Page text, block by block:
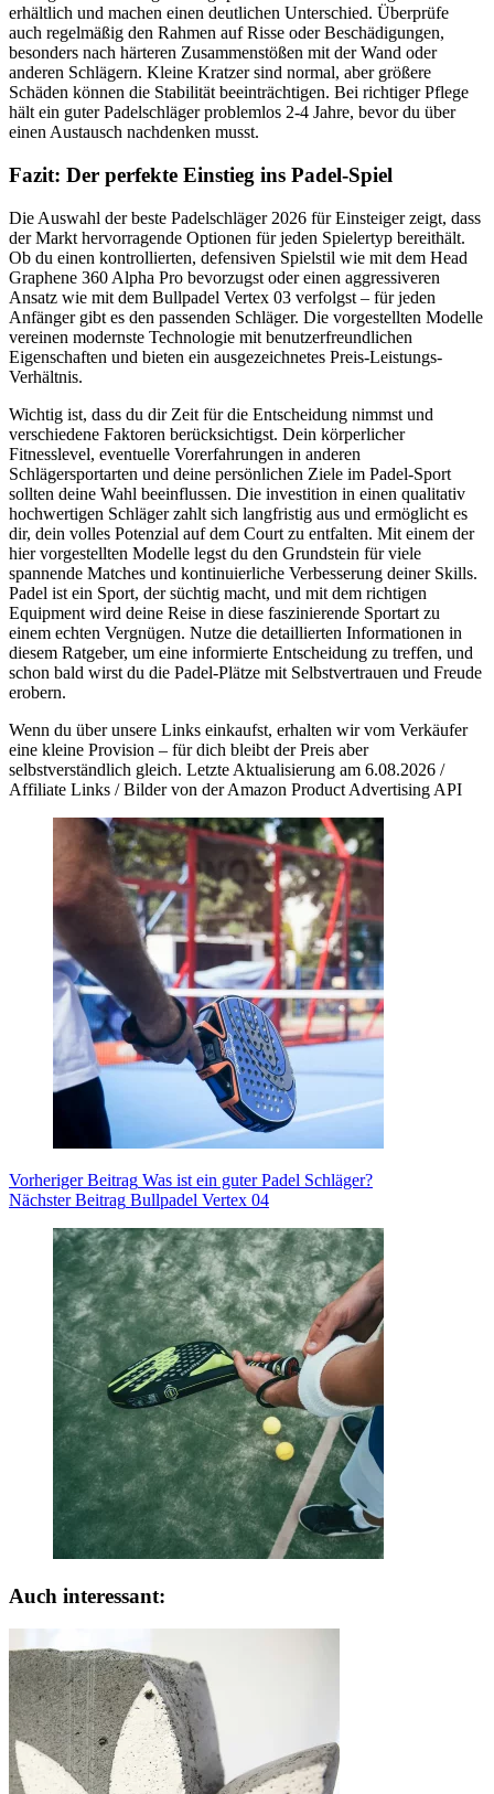
erhältlich und machen einen deutlichen Unterschied. Überprüfe
auch regelmäßig den Rahmen auf Risse oder Beschädigungen,
besonders nach härteren Zusammenstößen mit der Wand oder
anderen Schlägern. Kleine Kratzer sind normal, aber größere
Schäden können die Stabilität beeinträchtigen. Bei richtiger Pflege
hält ein guter Padelschläger problemlos 2-4 Jahre, bevor du über
einen Austausch nachdenken musst.
Fazit: Der perfekte Einstieg ins Padel-Spiel
Die Auswahl der beste Padelschläger 2026 für Einsteiger zeigt, dass
der Markt hervorragende Optionen für jeden Spielertyp bereithält.
Ob du einen kontrollierten, defensiven Spielstil wie mit dem Head
Graphene 360 Alpha Pro bevorzugst oder einen aggressiveren
Ansatz wie mit dem Bullpadel Vertex 03 verfolgst – für jeden
Anfänger gibt es den passenden Schläger. Die vorgestellten Modelle
vereinen modernste Technologie mit benutzerfreundlichen
Eigenschaften und bieten ein ausgezeichnetes Preis-Leistungs-
Verhältnis.
Wichtig ist, dass du dir Zeit für die Entscheidung nimmst und
verschiedene Faktoren berücksichtigst. Dein körperlicher
Fitnesslevel, eventuelle Vorerfahrungen in anderen
Schlägersportarten und deine persönlichen Ziele im Padel-Sport
sollten deine Wahl beeinflussen. Die investition in einen qualitativ
hochwertigen Schläger zahlt sich langfristig aus und ermöglicht es
dir, dein volles Potenzial auf dem Court zu entfalten. Mit einem der
hier vorgestellten Modelle legst du den Grundstein für viele
spannende Matches und kontinuierliche Verbesserung deiner Skills.
Padel ist ein Sport, der süchtig macht, und mit dem richtigen
Equipment wird deine Reise in diese faszinierende Sportart zu
einem echten Vergnügen. Nutze die detaillierten Informationen in
diesem Ratgeber, um eine informierte Entscheidung zu treffen, und
schon bald wirst du die Padel-Plätze mit Selbstvertrauen und Freude
erobern.
Wenn du über unsere Links einkaufst, erhalten wir vom Verkäufer
eine kleine Provision – für dich bleibt der Preis aber
selbstverständlich gleich. Letzte Aktualisierung am 6.08.2026 /
Affiliate Links / Bilder von der Amazon Product Advertising API
VorherigerBeitrag Was ist ein guter Padel Schläger?
NächsterBeitrag Bullpadel Vertex 04
Auch interessant: